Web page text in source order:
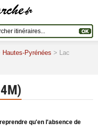
Hautes-Pyrénées > Lac
qu'en l'absence de